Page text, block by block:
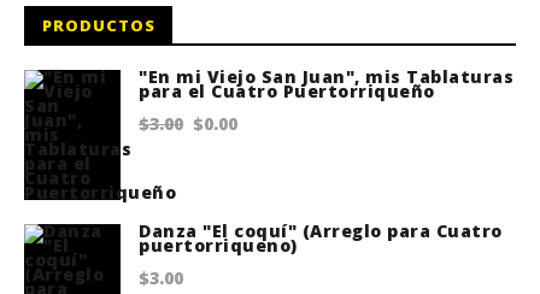
PRODUCTOS
"En mi Viejo San Juan", mis Tablaturas
para el Cuatro Puertorriqueño
$3.00 Original
$3.00.
$0.00
$0.00.
Danza "El coquí" (Arreglo para Cuatro
puertorriqueno)
$3.00